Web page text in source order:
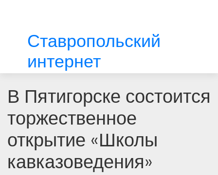
Ставропольский
интернет
В Пятигорске состоится
торжественное
открытие «Школы
кавказоведения»